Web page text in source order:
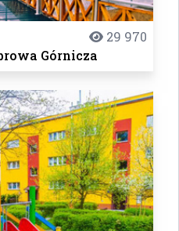
29 970
Górnicza